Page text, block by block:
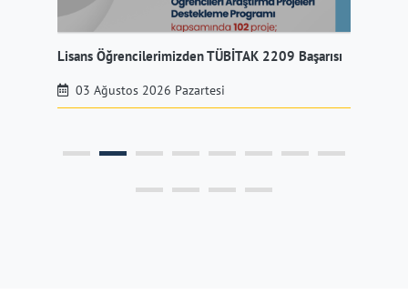
Lisans Öğrencilerimizden TÜBİTAK 2209 Başarısı
03 Ağustos 2026 Pazartesi